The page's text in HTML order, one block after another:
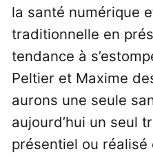
la santé numérique
traditionnelle en
tendance à
Peltier et Maxime
aurons une seule
aujourd’hui un seul
présentiel ou réalisé